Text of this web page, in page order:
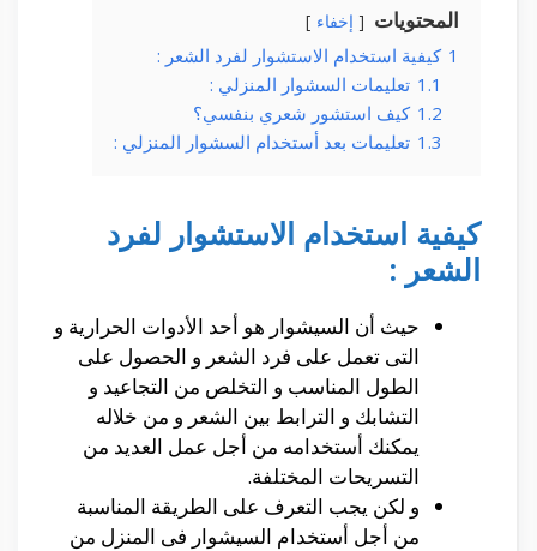
المحتويات إخفاء
1 كيفية استخدام الاستشوار لفرد الشعر :
1.1 تعليمات السشوار المنزلي :
1.2 كيف استشور شعري بنفسي؟
1.3 تعليمات بعد أستخدام السشوار المنزلي :
كيفية استخدام الاستشوار لفرد
الشعر :
حيث أن السيشوار هو أحد الأدوات الحرارية و
التى تعمل على فرد الشعر و الحصول على
الطول المناسب و التخلص من التجاعيد و
التشابك و الترابط بين الشعر و من خلاله
يمكنك أستخدامه من أجل عمل العديد من
التسريحات المختلفة.
و لكن يجب التعرف على الطريقة المناسبة
من أجل أستخدام السيشوار فى المنزل من